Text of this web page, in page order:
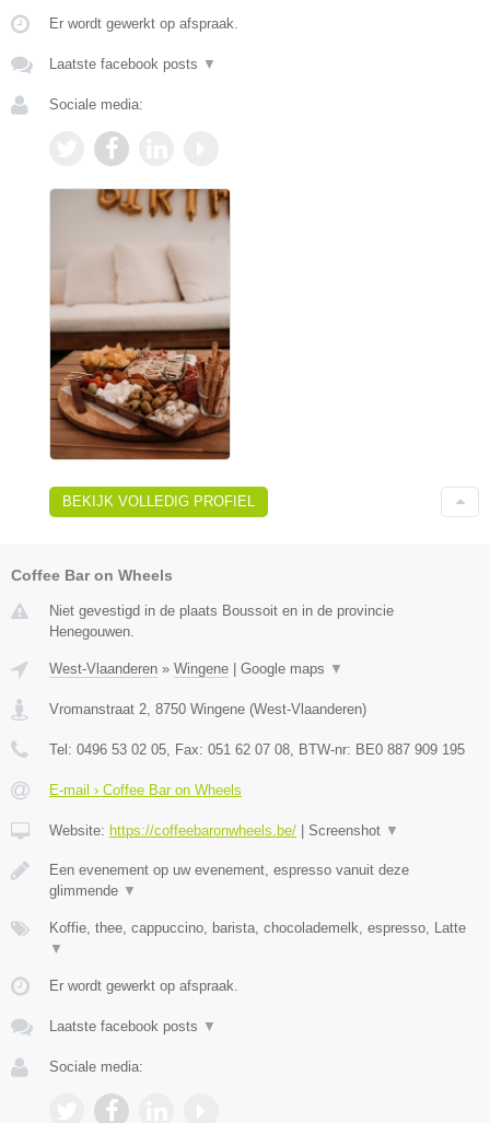
Er wordt gewerkt op afspraak.
Laatste facebook posts ▼
Sociale media:
BEKIJK VOLLEDIG PROFIEL
Coffee Bar on Wheels
Niet gevestigd in de plaats Boussoit en in de provincie
Henegouwen.
West-Vlaanderen » Wingene Google maps ▼
Vromanstraat 2 8750 Wingene (West-Vlaanderen)
Tel: 0496 53 02 05 , Fax: 051 62 07 08 , BTW-nr: BE0 887 909 195
E-mail › Coffee Bar on Wheels
Website: https://coffeebaronwheels.be/ Screenshot ▼
Een evenement op uw evenement, espresso vanuit deze
glimmende ▼
Koffie, thee, cappuccino, barista, chocolademelk, espresso, Latte
▼
Er wordt gewerkt op afspraak.
Laatste facebook posts ▼
Sociale media: